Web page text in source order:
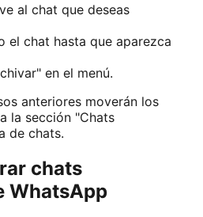
al chat que deseas
el chat hasta que aparezca
en el menú.
anteriores moverán los
la sección "Chats
de chats.
chats
WhatsApp